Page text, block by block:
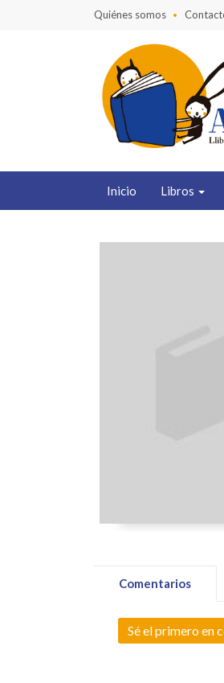
Quiénes somos
Inicio Libros
Comentarios
Sé el primero en